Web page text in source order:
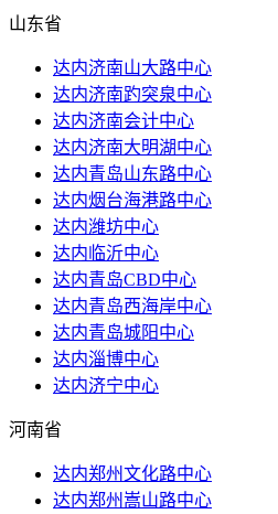
山东省
达内济南山大路中心
达内济南趵突泉中心
达内济南会计中心
达内济南大明湖中心
达内青岛山东路中心
达内烟台海港路中心
达内潍坊中心
达内临沂中心
达内青岛CBD中心
达内青岛西海岸中心
达内青岛城阳中心
达内淄博中心
达内济宁中心
河南省
达内郑州文化路中心
达内郑州嵩山路中心